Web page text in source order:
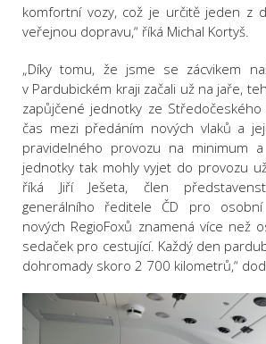
komfortní vozy, což je určitě jeden z
veřejnou dopravu,“ říká Michal Kortyš.
„Díky tomu, že jsme se zácvikem
v Pardubickém kraji začali už na jaře,
zapůjčené jednotky ze
čas mezi předáním nových vlaků a
pravidelného provozu na minimum
jednotky tak mohly vyjet do provozu
říká Jiří Ješeta, člen
generálního ředitele ČD pro osobní
nových RegioFoxů znamená více než
sedaček pro cestující. Každý den
dohromady skoro 2 700 kilometrů,“